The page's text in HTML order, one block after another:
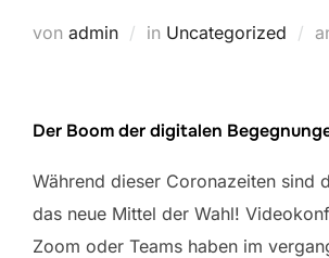
von admin in Uncategorized
Der Boom der digitalen
Während dieser Coronazeiten sind
das neue Mittel der Wahl!
Zoom oder Teams haben im